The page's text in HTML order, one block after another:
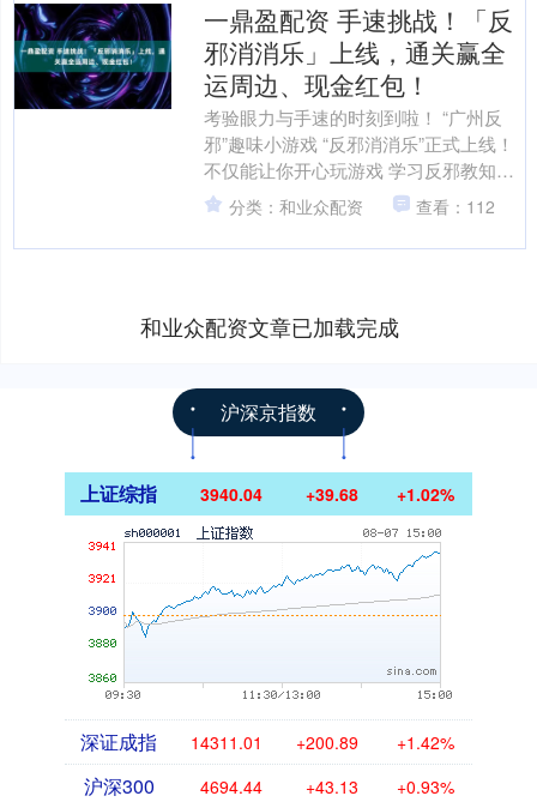
一鼎盈配资 手速挑战！「反
邪消消乐」上线，通关赢全
运周边、现金红包！
考验眼力与手速的时刻到啦！ “广州反
邪”趣味小游戏 “反邪消消乐”正式上线！
不仅能让你开心玩游戏 学习反邪教知识
更有全运会吉祥物周边、现金红包等 海
量好礼等....
分类：和业众配资 查看：112
和业众配资文章已加载完成
沪深京指数
上证综指 3940.04 +39.68 +1.02%
深证成指 14311.01 +200.89 +1.42%
沪深300 4694.44 +43.13 +0.93%